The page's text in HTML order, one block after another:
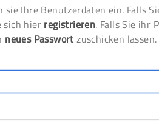
sie Ihre Benutzerdaten ein. Falls
sich hier registrieren. Falls Sie ihr
neues Passwort zuschicken lassen.